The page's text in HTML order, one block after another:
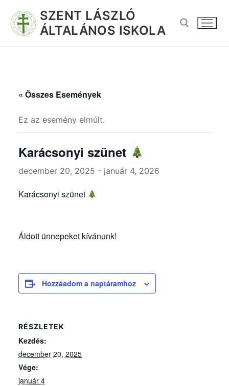
SZENT LÁSZLÓ
ÁLTALÁNOS ISKOLA
« Összes Események
Ez az esemény elmúlt.
Karácsonyi szünet
december 20, 2025 - január 4, 2026
Karácsonyi szünet
Áldott ünnepeket kívánunk!
Hozzáadom a naptáramhoz
RÉSZLETEK
Kezdés:
december 20, 2025
Vége:
január 4